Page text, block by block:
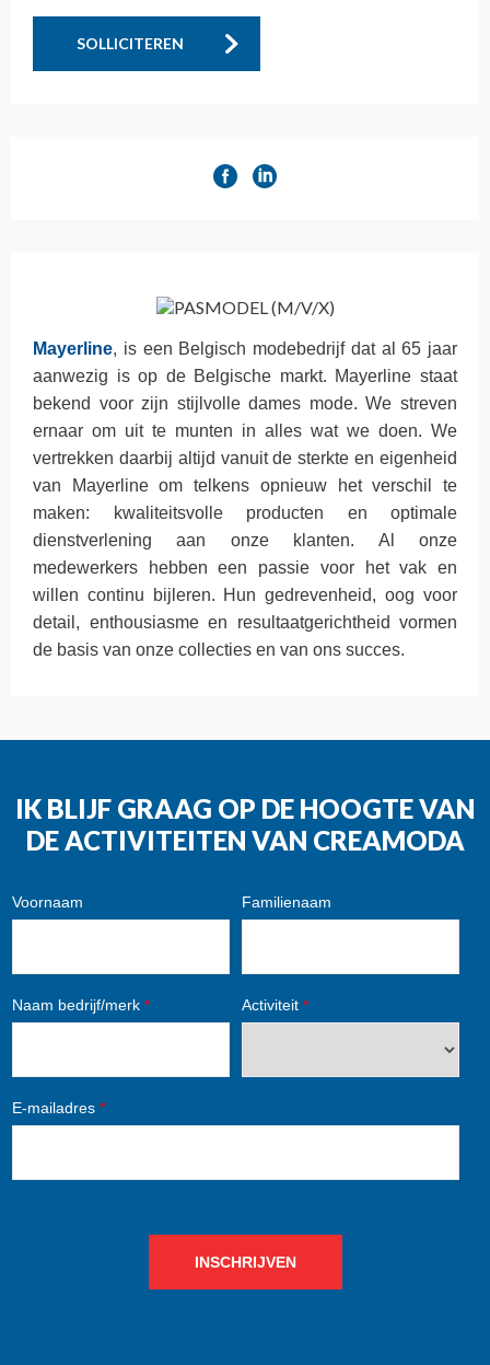
SOLLICITEREN
Mayerline, is een Belgisch modebedrijf dat al 65 jaar
aanwezig is op de Belgische markt. Mayerline staat
bekend voor zijn stijlvolle dames mode. We streven
ernaar om uit te munten in alles wat we doen. We
vertrekken daarbij altijd vanuit de sterkte en eigenheid
van Mayerline om telkens opnieuw het verschil te
maken: kwaliteitsvolle producten en optimale
dienstverlening aan onze klanten. Al onze
medewerkers hebben een passie voor het vak en
willen continu bijleren. Hun gedrevenheid, oog voor
detail, enthousiasme en resultaatgerichtheid vormen
de basis van onze collecties en van ons succes.
IK BLIJF GRAAG OP DE HOOGTE VAN
DE ACTIVITEITEN VAN CREAMODA
Voornaam Familienaam
Naam bedrijf/merk * Activiteit *
E-mailadres *
INSCHRIJVEN